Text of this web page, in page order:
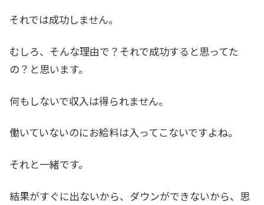
それでは成功しません。
むしろ、そんな理由で？それで成功すると思ってた
の？と思います。
何もしないで収入は得られません。
働いていないのにお給料は入ってこないですよね。
それと一緒です。
結果がすぐに出ないから、ダウンができないから、思